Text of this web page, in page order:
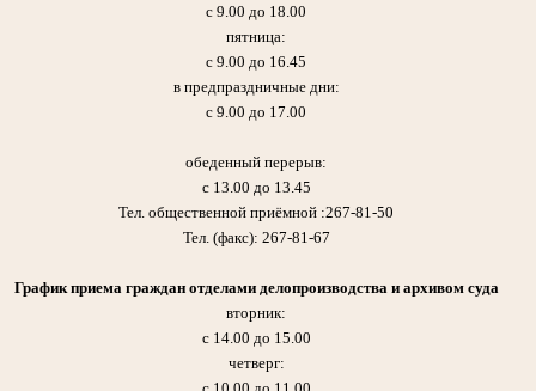
с 9.00 до 18.00
пятница:
с 9.00 до 16.45
в предпраздничные дни:
с 9.00 до 17.00
обеденный перерыв:
с 13.00 до 13.45
Тел. общественной приёмной :267-81-50
Тел. (факс): 267-81-67
График приема граждан отделами делопроизводства и архивом суда
вторник:
с 14.00 до 15.00
четверг: